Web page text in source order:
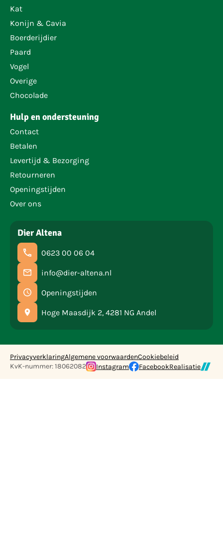
Kat
Konijn & Cavia
Boerderijdier
Paard
Vogel
Overige
Chocolade
Hulp en ondersteuning
Contact
Betalen
Levertijd & Bezorging
Retourneren
Openingstijden
Over ons
Dier Altena
0623 00 06 04
info@dier-altena.nl
Openingstijden
Hoge Maasdijk 2, 4281 NG Andel
PrivacyverklaringAlgemene voorwaardenCookiebeleid
KvK-nummer: 18062082
Instagram FacebookRealisatie